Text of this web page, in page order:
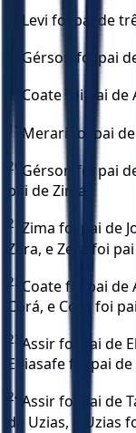
Levi foi pai de
Gérson foi pai
Coate foi pai de
Merari foi pai
20 Gérson foi pai
pai de Zima;
21
Zima foi pai de
Zera, e Zera foi pai
22 Coate foi pai de
Corá, e Corá foi
23 Assir foi pai de
Ebiasafe foi pai de
24 Assir foi pai de
de Uzias, e Uzias